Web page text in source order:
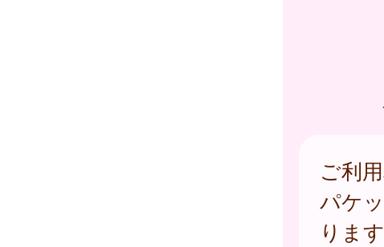
ご利
パケ
ります